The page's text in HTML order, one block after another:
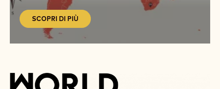
SCOPRI DI PIÙ